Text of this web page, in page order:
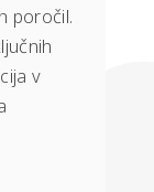
poročil.
v